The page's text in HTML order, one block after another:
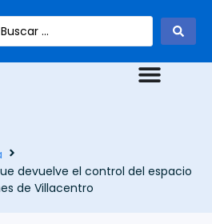
devuelve el control del espacio
de Villacentro